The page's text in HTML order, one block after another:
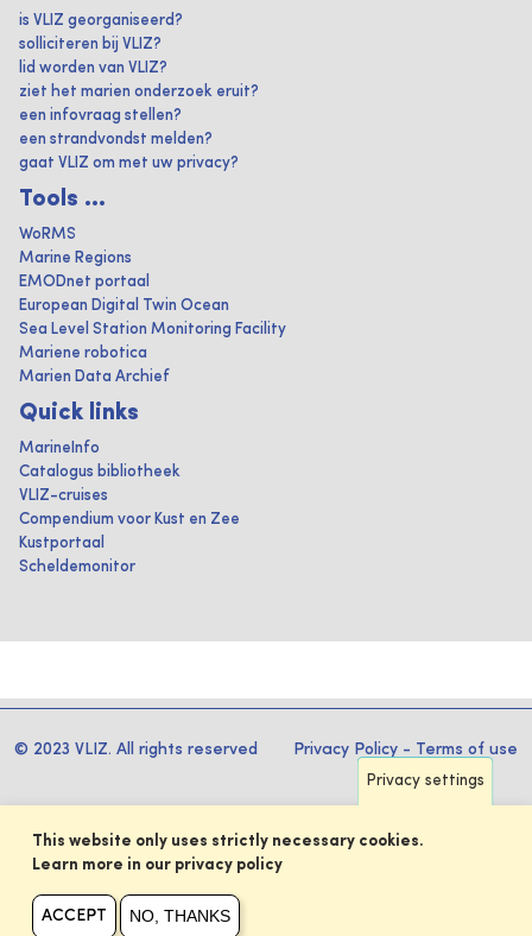
is VLIZ georganiseerd?
solliciteren bij VLIZ?
lid worden van VLIZ?
ziet het marien onderzoek eruit?
een infovraag stellen?
een strandvondst melden?
gaat VLIZ om met uw privacy?
Tools ...
WoRMS
Marine Regions
EMODnet portaal
European Digital Twin Ocean
Sea Level Station Monitoring Facility
Mariene robotica
Marien Data Archief
Quick links
MarineInfo
Catalogus bibliotheek
VLIZ-cruises
Compendium voor Kust en Zee
Kustportaal
Scheldemonitor
© 2023 VLIZ. All rights reserved Privacy Policy - Terms of use
Privacy settings
This website only uses strictly necessary cookies.
Learn more in our privacy policy
ACCEPT NO, THANKS